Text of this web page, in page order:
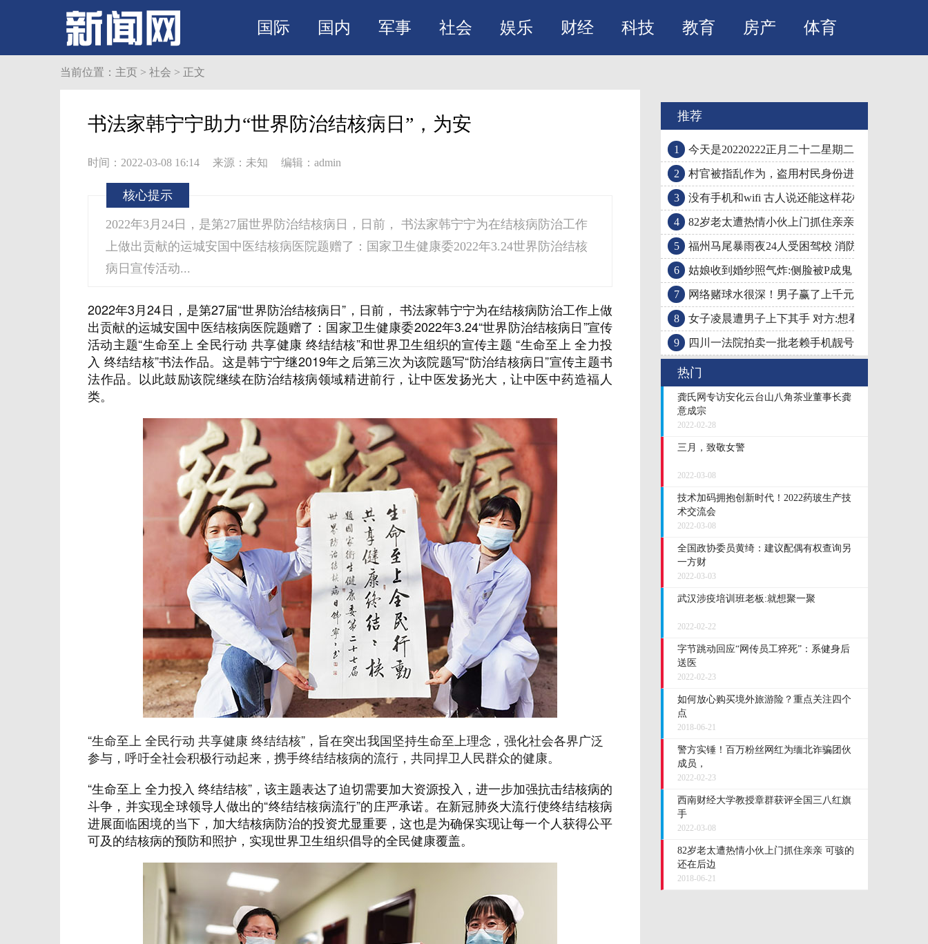
国际 国内 军事 社会 娱乐 财经 科技 教育 房产 体育
当前位置： 主页 > 社会 > 正文
书法家韩宁宁助力“世界防治结核病日”，为安
时间：2022-03-08 16:14 来源：未知 编辑：admin
核心提示
2022年3月24日，是第27届世界防治结核病日，日前， 书法家韩宁宁为在结核病防治工作
上做出贡献的运城安国中医结核病医院题赠了：国家卫生健康委2022年3.24世界防治结核
病日宣传活动...
2022年3月24日，是第27届“世界防治结核病日”，日前， 书法家韩宁宁为在结核病防治工作上做
出贡献的运城安国中医结核病医院题赠了：国家卫生健康委2022年3.24“世界防治结核病日”宣传
活动主题“生命至上 全民行动 共享健康 终结结核”和世界卫生组织的宣传主题 “生命至上 全力投
入 终结结核”书法作品。这是韩宁宁继2019年之后第三次为该院题写“防治结核病日”宣传主题书
法作品。以此鼓励该院继续在防治结核病领域精进前行，让中医发扬光大，让中医中药造福人
类。
“生命至上 全民行动 共享健康 终结结核”，旨在突出我国坚持生命至上理念，强化社会各界广泛
参与，呼吁全社会积极行动起来，携手终结结核病的流行，共同捍卫人民群众的健康。
“生命至上 全力投入 终结结核”，该主题表达了迫切需要加大资源投入，进一步加强抗击结核病的
斗争，并实现全球领导人做出的“终结结核病流行”的庄严承诺。在新冠肺炎大流行使终结结核病
进展面临困境的当下，加大结核病防治的投资尤显重要，这也是为确保实现让每一个人获得公平
可及的结核病的预防和照护，实现世界卫生组织倡导的全民健康覆盖。
推荐
1 今天是20220222正月二十二星期二：全国多地结
2 村官被指乱作为，盗用村民身份进行土地确权引
3 没有手机和wifi 古人说还能这样花样过端午
4 82岁老太遭热情小伙上门抓住亲亲 可骇的还在后
5 福州马尾暴雨夜24人受困驾校 消防员紧急救援
6 姑娘收到婚纱照气炸:侧脸被P成鬼 胳膊墙都是歪
7 网络赌球水很深！男子赢了上千元，钱却提不出
8 女子凌晨遭男子上下其手 对方:想看看她身材有多
9 四川一法院拍卖一批老赖手机靓号 最高3万起拍
热门
龚氏网专访安化云台山八角茶业董事长龚
意成宗
2022-02-28
三月，致敬女警
2022-03-08
技术加码拥抱创新时代！2022药玻生产技
术交流会
2022-03-08
全国政协委员黄绮：建议配偶有权查询另
一方财
2022-03-03
武汉涉疫培训班老板:就想聚一聚
2022-02-22
字节跳动回应“网传员工猝死”：系健身后
送医
2022-02-23
如何放心购买境外旅游险？重点关注四个
点
2018-06-21
警方实锤！百万粉丝网红为缅北诈骗团伙
成员，
2022-02-23
西南财经大学教授章群获评全国三八红旗
手
2022-03-08
82岁老太遭热情小伙上门抓住亲亲 可骇的
还在后边
2018-06-21